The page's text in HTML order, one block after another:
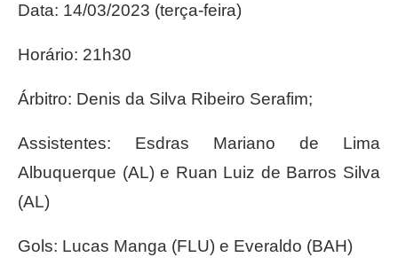
Data: 14/03/2023 (terça-feira)
Horário: 21h30
Árbitro: Denis da Silva Ribeiro Serafim;
Assistentes: Esdras Mariano de Lima
Albuquerque (AL) e Ruan Luiz de Barros Silva
(AL)
Gols: Lucas Manga (FLU) e Everaldo (BAH)